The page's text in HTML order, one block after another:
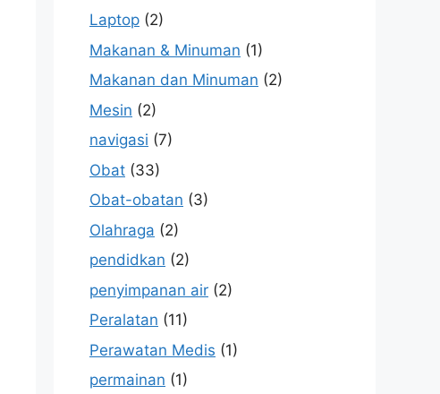
Laptop (2)
Makanan & Minuman (1)
Makanan dan Minuman (2)
Mesin (2)
navigasi (7)
Obat (33)
Obat-obatan (3)
Olahraga (2)
pendidkan (2)
penyimpanan air (2)
Peralatan (11)
Perawatan Medis (1)
permainan (1)